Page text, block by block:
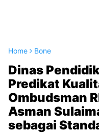
Home Bone
Dinas
Predikat
Ombudsman
Asman
sebagai